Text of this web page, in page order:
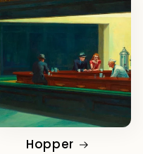
Hopper